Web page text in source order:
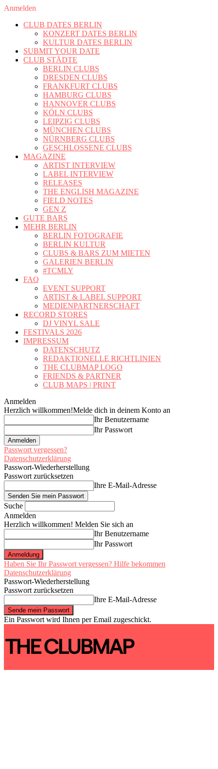
Anmelden
CLUB DATES BERLIN
KONZERT DATES BERLIN
KULTUR DATES BERLIN
SUBMIT YOUR DATE
CLUB STÄDTE
BERLIN CLUBS
DRESDEN CLUBS
FRANKFURT CLUBS
HAMBURG CLUBS
HANNOVER CLUBS
KÖLN CLUBS
LEIPZIG CLUBS
MÜNCHEN CLUBS
NÜRNBERG CLUBS
GESCHLOSSENE CLUBS
MAGAZINE
ARTIST INTERVIEW
LABEL INTERVIEW
RELEASES
THE ENGLISH MAGAZINE
FIELD NOTES
GEN Z
GUTE BARS
MEHR BERLIN
BERLIN FOTOGRAFIE
BERLIN KULTUR
CLUBS & BARS ZUM MIETEN
GALERIEN BERLIN
#TCMLY
FAQ
EVENT SUPPORT
ARTIST & LABEL SUPPORT
MEDIENPARTNERSCHAFT
RECORD STORES
DJ VINYL SALE
FESTIVALS 2026
IMPRESSUM
DATENSCHUTZ
REDAKTIONELLE RICHTLINIEN
THE CLUBMAP LOGO
FRIENDS & PARTNER
CLUB MAPS | PRINT
Anmelden
Herzlich willkommen!Melde dich in deinem Konto an
Ihr Benutzername
Ihr Passwort
Passwort vergessen?
Datenschutzerklärung
Passwort-Wiederherstellung
Passwort zurücksetzen
Ihre E-Mail-Adresse
Suche
Anmelden
Herzlich willkommen! Melden Sie sich an
Ihr Benutzername
Ihr Passwort
Haben Sie Ihr Passwort vergessen? Hilfe bekommen
Datenschutzerklärung
Passwort-Wiederherstellung
Passwort zurücksetzen
Ihre E-Mail-Adresse
Ein Passwort wird Ihnen per Email zugeschickt.